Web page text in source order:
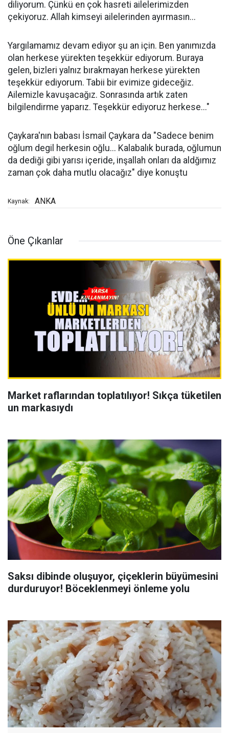
diliyorum. Çünkü en çok hasreti ailelerimizden
çekiyoruz. Allah kimseyi ailelerinden ayırmasın...
Yargılamamız devam ediyor şu an için. Ben yanımızda
olan herkese yürekten teşekkür ediyorum. Buraya
gelen, bizleri yalnız bırakmayan herkese yürekten
teşekkür ediyorum. Tabii bir evimize gideceğiz.
Ailemizle kavuşacağız. Sonrasında artık zaten
bilgilendirme yaparız. Teşekkür ediyoruz herkese..."
Çaykara'nın babası İsmail Çaykara da "Sadece benim
oğlum degil herkesin oğlu... Kalabalık burada, oğlumun
da dediği gibi yarısı içeride, inşallah onları da aldğımız
zaman çok daha mutlu olacağız" diye konuştu
Kaynak: ANKA
Öne Çıkanlar
Market raflarından toplatılıyor! Sıkça tüketilen
un markasıydı
Saksı dibinde oluşuyor, çiçeklerin büyümesini
durduruyor! Böceklenmeyi önleme yolu